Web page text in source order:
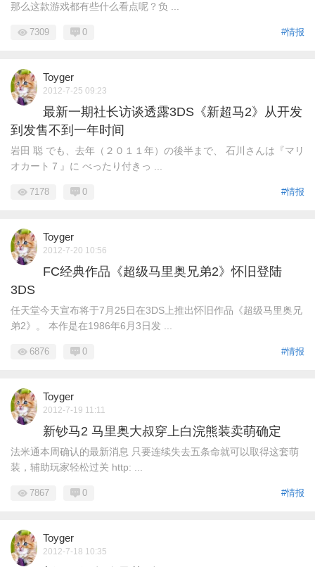
那么这款游戏都有些什么看点呢？负 ...
#情报
7309 0
Toyger
2012-7-25 09:23
最新一期社长访谈透露3DS《新超马2》从开发
到发售不到一年时间
岩田 聪 でも、去年（２０１１年）の後半まで、 石川さんは『マリ
オカート７』に べったり付きっ ...
#情报
7178 0
Toyger
2012-7-20 10:56
FC经典作品《超级马里奥兄弟2》怀旧登陆
3DS
任天堂今天宣布将于7月25日在3DS上推出怀旧作品《超级马里奥兄
弟2》。 本作是在1986年6月3日发 ...
#情报
6876 0
Toyger
2012-7-19 11:11
新钞马2 马里奥大叔穿上白浣熊装卖萌确定
法米通本周确认的最新消息 只要连续失去五条命就可以取得这套萌
装，辅助玩家轻松过关 http: ...
#情报
7867 0
Toyger
2012-7-18 10:35